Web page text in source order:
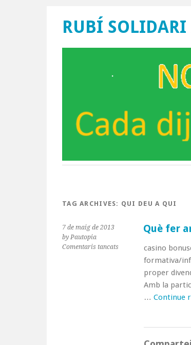
RUBÍ SOLIDARI
TAG ARCHIVES: QUI DEU A QUI
7 de maig de 2013
by Pautopia
Comentaris tancatsa
Què fer
casino
formativa/
proper
Amb la
… Continue